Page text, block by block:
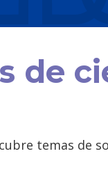
de
temas de